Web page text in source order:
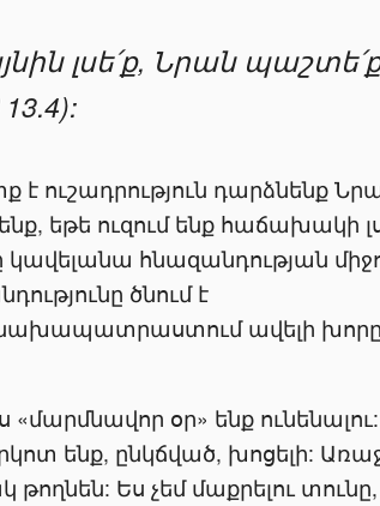
լսե՛ք, Նրան
է ուշադրություն դարձնենք
եթե ուզում ենք հաճախակի
կավելանա հնազանդության
ծնում է
նախապատրաստում ավելի խորը
օր» ենք
ենք, ընկճված, խոցելի:
թողնեն: Ես չեմ մաքրելու տունը,